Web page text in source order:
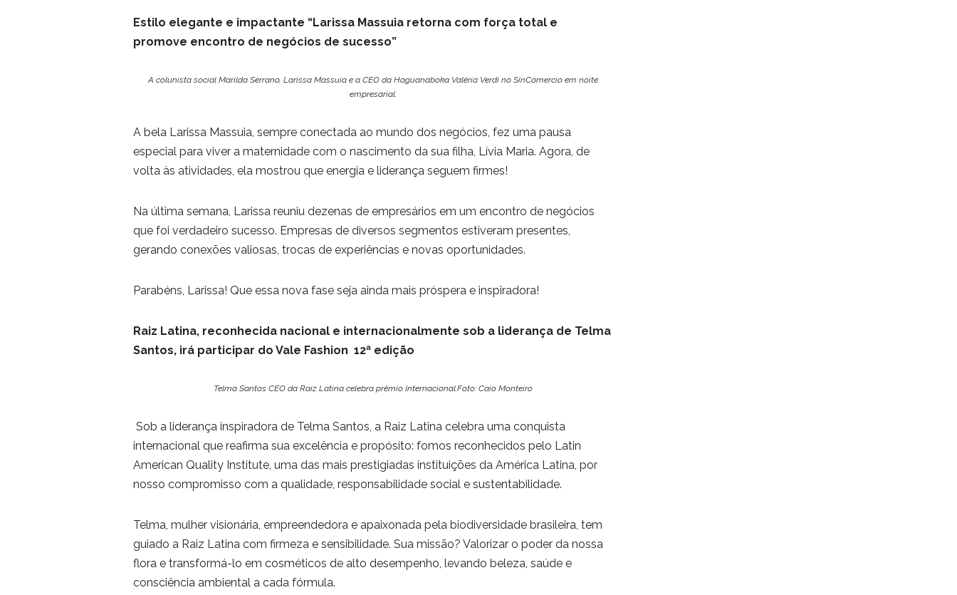
Estilo elegante e impactante “Larissa Massuia retorna com força total e
promove encontro de negócios de sucesso”
A colunista social Marilda Serrano, Larissa Massuia e a CEO da Haguanaboka Valéria Verdi no SinComercio em noite
empresarial.
A bela Larissa Massuia, sempre conectada ao mundo dos negócios, fez uma pausa
especial para viver a maternidade com o nascimento da sua filha, Lívia Maria. Agora, de
volta às atividades, ela mostrou que energia e liderança seguem firmes!
Na última semana, Larissa reuniu dezenas de empresários em um encontro de negócios
que foi verdadeiro sucesso. Empresas de diversos segmentos estiveram presentes,
gerando conexões valiosas, trocas de experiências e novas oportunidades.
Parabéns, Larissa! Que essa nova fase seja ainda mais próspera e inspiradora!
Raiz Latina, reconhecida nacional e internacionalmente sob a liderança de Telma
Santos, irá participar do Vale Fashion 12ª edição
Telma Santos CEO da Raiz Latina celebra prêmio Internacional.Foto: Caio Monteiro
Sob a liderança inspiradora de Telma Santos, a Raiz Latina celebra uma conquista
internacional que reafirma sua excelência e propósito: fomos reconhecidos pelo Latin
American Quality Institute, uma das mais prestigiadas instituições da América Latina, por
nosso compromisso com a qualidade, responsabilidade social e sustentabilidade.
Telma, mulher visionária, empreendedora e apaixonada pela biodiversidade brasileira, tem
guiado a Raiz Latina com firmeza e sensibilidade. Sua missão? Valorizar o poder da nossa
flora e transformá-lo em cosméticos de alto desempenho, levando beleza, saúde e
consciência ambiental a cada fórmula.